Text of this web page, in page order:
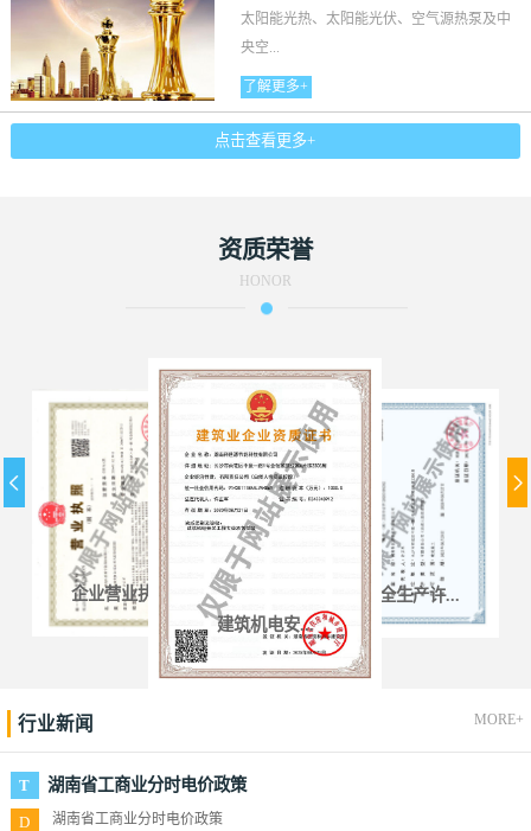
太阳能光热、太阳能光伏、空气源热泵及中
央空...
了解更多+
点击查看更多+
资质荣誉
HONOR
企业营业执...
建筑机电安...
安全生产许...
行业新闻 MORE+
T 湖南省工商业分时电价政策
D 湖南省工商业分时电价政策